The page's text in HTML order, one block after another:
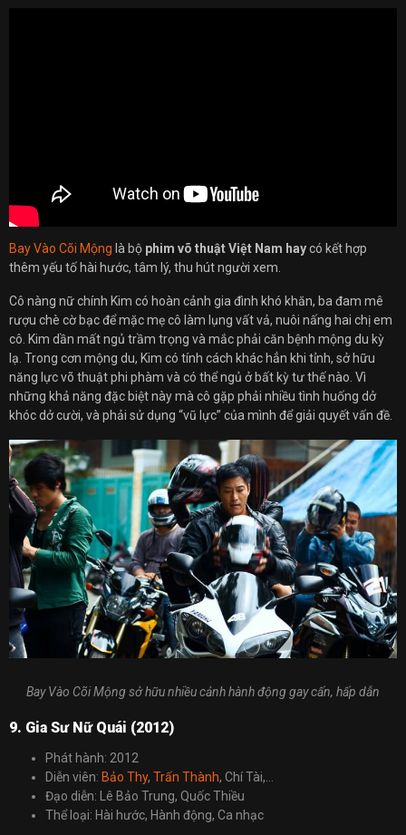
Bay Vào Cõi Mộng là bộ phim võ thuật Việt Nam haycó kết hợp
thêm yếu tố hài hước, tâm lý, thu hút người xem.
Cô nàng nữ chính Kim có hoàn cảnh gia đình khó khăn, ba đam mê
rượu chè cờ bạc để mặc mẹ cô làm lụng vất vả, nuôi nấng hai chị em
cô. Kim dần mất ngủ trầm trọng và mắc phải căn bệnh mộng du kỳ
lạ. Trong cơn mộng du, Kim có tính cách khác hẳn khi tỉnh, sở hữu
năng lực võ thuật phi phàm và có thể ngủ ở bất kỳ tư thế nào. Vì
những khả năng đặc biệt này mà cô gặp phải nhiều tình huống dở
khóc dở cười, và phải sử dụng “vũ lực” của mình để giải quyết vấn đề.
Bay Vào Cõi Mộng sở hữu nhiều cảnh hành động gay cấn, hấp dẫn
9. Gia Sư Nữ Quái (2012)
Phát hành: 2012
Diễn viên: Bảo Thy, Trấn Thành, Chí Tài,…
Đạo diễn: Lê Bảo Trung, Quốc Thiều
Thể loại: Hài hước, Hành động, Ca nhạc